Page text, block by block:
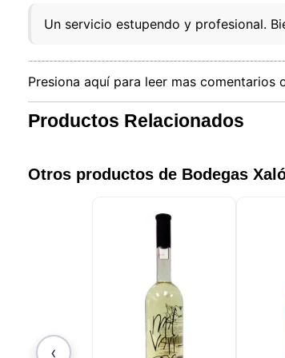
Un servicio estupendo y profesional.
Presiona aquí para leer mas comentarios
Productos Relacionados
Otros productos de Bodegas
‹